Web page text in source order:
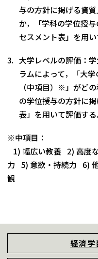
与の方針に掲げる資
か，「学科の学位授
セスメント表」を用い
大学レベルの評価：
ラムによって，「大
（中項目）※」がど
の学位授与の方針に
表」を用いて評価する
※中項目：
1) 幅広い教養 2) 高度
力 5) 意欲・持続力 6)
観
経済学